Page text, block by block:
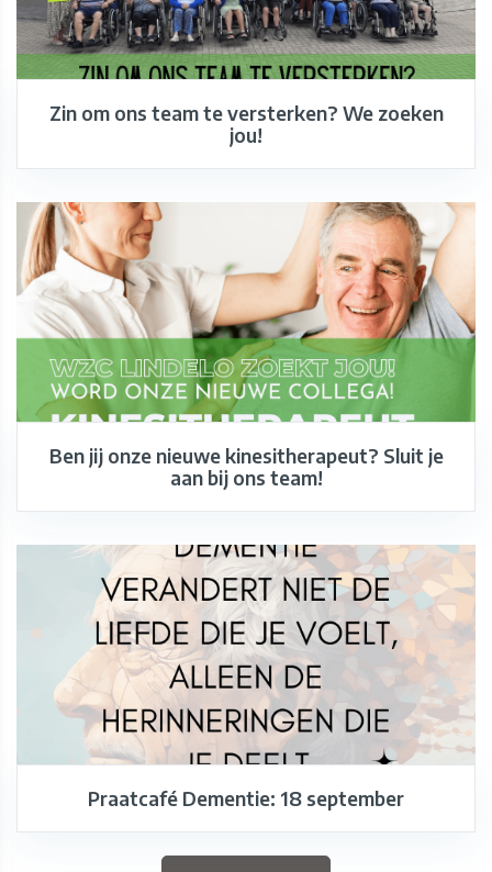
Zin om ons team te versterken? We zoeken
jou!
Ben jij onze nieuwe kinesitherapeut? Sluit je
aan bij ons team!
Praatcafé Dementie: 18 september